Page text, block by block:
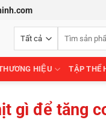
kiếm:
HIỆU TẬP THỂ
gì để tăng